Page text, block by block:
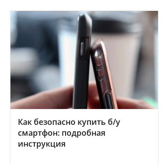
Как безопасно купить б/у
смартфон: подробная
инструкция